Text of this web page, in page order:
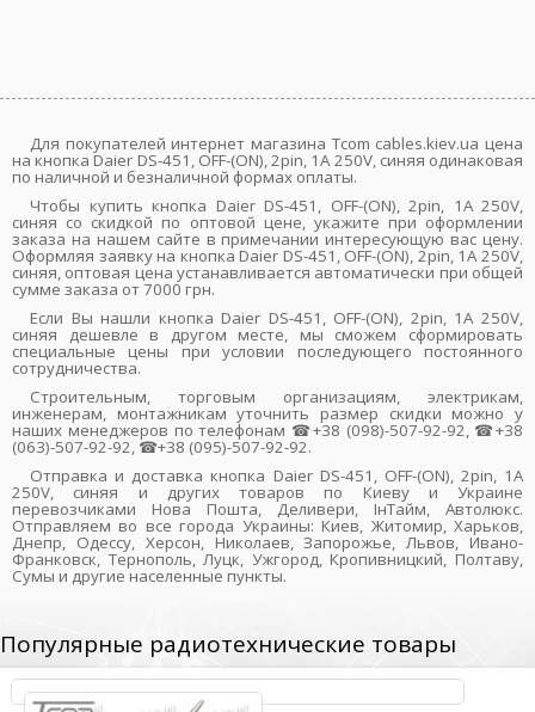
Для покупателей интернет магазина Tcom cables.kiev.ua цена
на кнопка Daier DS-451, OFF-(ON), 2pin, 1A 250V, синяя одинаковая
по наличной и безналичной формах оплаты.
Чтобы купить кнопка Daier DS-451, OFF-(ON), 2pin, 1A 250V,
синяя со скидкой по оптовой цене, укажите при оформлении
заказа на нашем сайте в примечании интересующую вас цену.
Оформляя заявку на кнопка Daier DS-451, OFF-(ON), 2pin, 1A 250V,
синяя, оптовая цена устанавливается автоматически при общей
сумме заказа от 7000 грн.
Если Вы нашли кнопка Daier DS-451, OFF-(ON), 2pin, 1A 250V,
синяя дешевле в другом месте, мы сможем сформировать
специальные цены при условии последующего постоянного
сотрудничества.
Строительным, торговым организациям, электрикам,
инженерам, монтажникам уточнить размер скидки можно у
наших менеджеров по телефонам ☎+38 (098)-507-92-92, ☎+38
(063)-507-92-92, ☎+38 (095)-507-92-92.
Отправка и доставка кнопка Daier DS-451, OFF-(ON), 2pin, 1A
250V, синяя и других товаров по Киеву и Украине
перевозчиками Нова Пошта, Деливери, ІнТайм, Автолюкс.
Отправляем во все города Украины: Киев, Житомир, Харьков,
Днепр, Одессу, Херсон, Николаев, Запорожье, Львов, Ивано-
Франковск, Тернополь, Луцк, Ужгород, Кропивницкий, Полтаву,
Сумы и другие населенные пункты.
Популярные радиотехнические товары